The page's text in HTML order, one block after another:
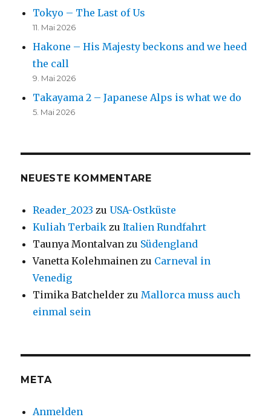
Tokyo – The Last of Us
11. Mai 2026
Hakone – His Majesty beckons and we heed
the call
9. Mai 2026
Takayama 2 – Japanese Alps is what we do
5. Mai 2026
NEUESTE KOMMENTARE
Reader_2023 zuUSA-Ostküste
Kuliah Terbaik zuItalien Rundfahrt
Taunya Montalvan zu Südengland
Vanetta Kolehmainen zu Carneval in
Venedig
Timika Batchelder zu Mallorca muss auch
einmal sein
META
Anmelden